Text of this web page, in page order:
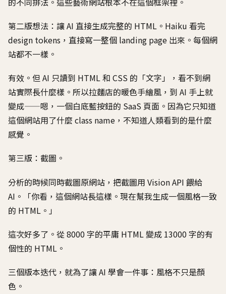
第二版想法：讓 AI 直接生成完整的 HTML。Haiku 看完
design tokens，直接寫一整個 landing page 出來。每個網
站都不一樣。
有效。但 AI 只讀到 HTML 和 CSS 的「文字」，看不到網
站實際長什麼樣。所以拉麵店的暖色手繪風，到 AI 手上就
變成——嗯，一個白底藍按鈕的 SaaS 頁面。因為它只知道
這個網站用了什麼 class name，不知道人類看到的是什麼
感覺。
第三版：截圖。
分析的時候同時截圖原網站，把截圖用 Vision API 餵給
AI。「你看，這個網站長這樣。現在幫我生成一個風格一致
的 HTML。」
這次好多了。從 8000 字的平庸 HTML 變成 13000 字的有
個性的 HTML。
三個版本迭代，就為了讓 AI 學會一件事：風格不只是顏
色。